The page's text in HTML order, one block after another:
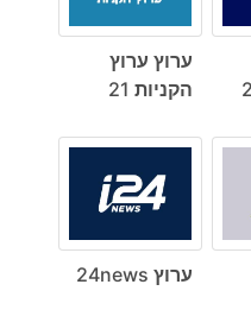
ערוץ ערוץ
הקניות 21
ערוץ 24news